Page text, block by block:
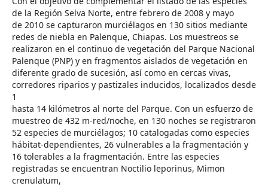
de la Región Selva Norte, entre febrero de 2008 y mayo
de 2010 se capturaron murciélagos en 130 sitios mediante
redes de niebla en Palenque, Chiapas. Los muestreos se
realizaron en el continuo de vegetación del Parque Nacional
Palenque (PNP) y en fragmentos aislados de vegetación en
diferente grado de sucesión, así como en cercas vivas,
corredores riparios y pastizales inducidos, localizados desde
1
hasta 14 kilómetros al norte del Parque. Con un esfuerzo de
muestreo de 432 m-red/noche, en 130 noches se registraron
52 especies de murciélagos; 10 catalogadas como especies
hábitat-dependientes, 26 vulnerables a la fragmentación y
16 tolerables a la fragmentación. Entre las especies
registradas se encuentran Noctilio leporinus, Mimon
crenulatum,